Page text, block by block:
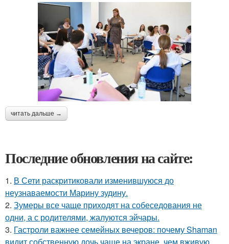
читать дальше →
Последние обновления на сайте:
1. В Сети раскритиковали изменившуюся до
неузнаваемости Марину зудину.
2. Зумеры все чаще приходят на собеседования не
одни, а с родителями, жалуются эйчары.
3. Гастроли важнее семейных вечеров: почему Shaman
видит собственную дочь чаще на экране, чем вживую.